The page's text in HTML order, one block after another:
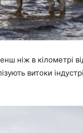
ніж в кілометрі
витоки